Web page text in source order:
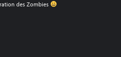
des Zombies